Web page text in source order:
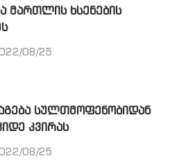
ᲛᲐᲠᲗᲚᲘᲡ ᲮᲡᲔᲜᲔᲑᲘᲡ
08/25
ᲡᲣᲚᲗᲛᲝᲤᲔᲜᲝᲑᲘᲓᲐᲜ
ᲙᲕᲘᲠᲐᲡ
08/25